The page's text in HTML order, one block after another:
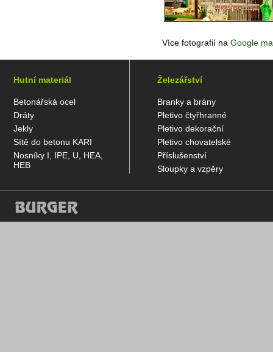
Více fotografií na Google
Hutní materiál
Betonářská ocel
Dráty
Jekly
Sítě do betonu KARI
Nosníky I, IPE, U, HEA,
HEB
Železářství
Branky a brány
Pletivo čtyřhranné
Pletivo dekorační
Pletivo chovatelské
Příslušenství
Sloupky a vzpěry